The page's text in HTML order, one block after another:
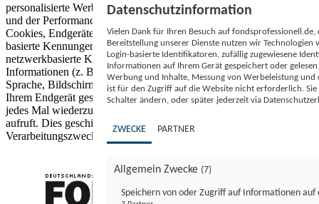
personalisierte Werbung und Inhalte, Messung von Werbeleistung
und der Performance von Inhalten sowie Zielgruppenforschung.
Cookies, Endgeräte- oder ähnliche Online-Kennungen (z. B. login-
basierte Kennungen, zufällig generierte Kennungen,
netzwerkbasierte Kennungen) können zusammen mit anderen
Informationen (z. B. Browsertyp und Browserinformationen,
Sprache, Bildschirmgröße, unterstützte Technologien usw.) auf
Ihrem Endgerät gespeichert oder von dort ausgelesen werden, um es
jedes Mal wiederzuerkennen, wenn es eine App oder einer Webseite
aufruft. Dies geschieht für einen oder mehrere der hier aufgeführten
Verarbeitungszwecke.
Datenschutzinformation
Vielen Dank für Ihren Besuch auf
Bereitstellung unserer Dienste nutzen wir Technologien
Login-basierte Identifikatoren, zufällig zugewiesene
Informationen auf Ihrem Gerät gespeichert oder
Werbung und Inhalte, Messung von Werbeleistung
ist für den Zugriff auf die Website nicht erforderlich.
Schalter ändern, oder später jederzeit via
ZWECKE PARTNER
Allgemein Zwecke (7)
Speichern von oder Zugriff auf Informationen auf